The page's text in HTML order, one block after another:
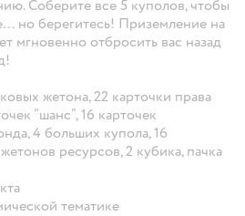
Соберите все 5 куполов, чтобы
но берегитесь! Приземление на
мгновенно отбросить вас назад
жетона, 22 карточки права
“шанс”, 16 карточек
4 больших купола, 16
ресурсов, 2 кубика, пачка
тематике